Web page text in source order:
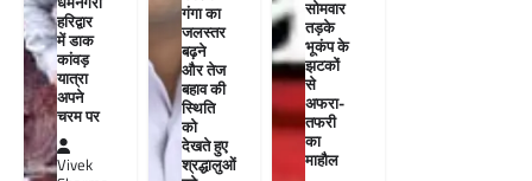
हरिद्वार
में डाक
कांवड़
यात्रा
अपने
चरम पर
Vivek
गंगा का
जलस्तर
बढ़ने
और तेज
बहाव की
स्थिति
को
देखते हुए
श्रद्धालुओं
सोमवार
तड़के
भूकंप के
झटकों
से
अफरा-
तफरी
का
माहौल